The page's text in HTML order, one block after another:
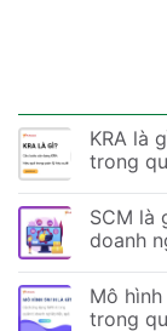
KRA là
trong
SCM là
doanh
Mô
trong